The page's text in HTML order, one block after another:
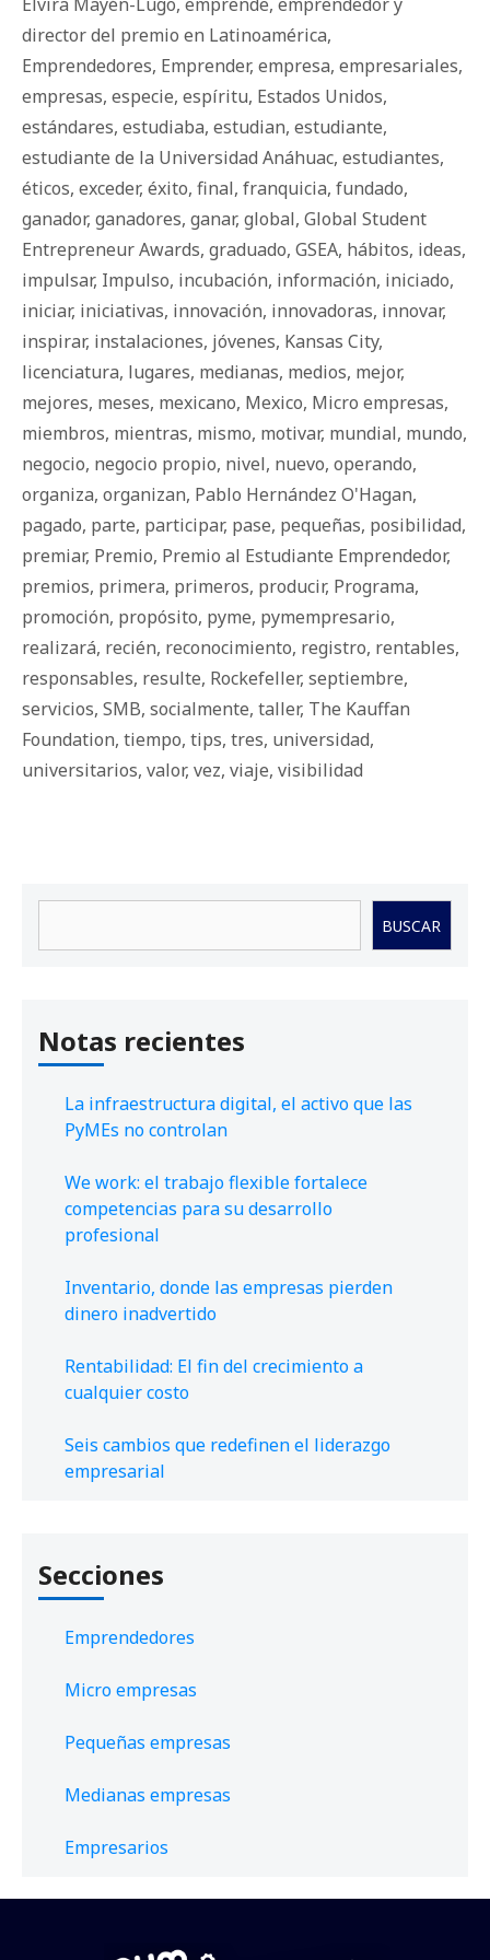
director del premio en Latinoamérica,
Emprendedores, Emprender, empresa, empresariales,
empresas, especie, espíritu, Estados Unidos,
estándares, estudiaba, estudian, estudiante,
estudiante de la Universidad Anáhuac, estudiantes,
éticos, exceder, éxito, final, franquicia, fundado,
ganador, ganadores, ganar, global, Global Student
Entrepreneur Awards, graduado, GSEA, há­bi­tos, ideas,
impulsar, Impulso, incubación, información, iniciado,
iniciar, iniciativas, innovación, innovadoras, innovar,
inspirar, instalaciones, jóvenes, Kansas City,
licenciatura, lugares, medianas, medios, mejor,
mejores, meses, mexicano, Mexico, Micro empresas,
miembros, mientras, mismo, motivar, mundial, mundo,
negocio, negocio propio, nivel, nuevo, operando,
organiza, organizan, Pablo Hernández O'Hagan,
pagado, parte, participar, pase, pequeñas, posibilidad,
premiar, Premio, Premio al Estudiante Emprendedor,
premios, primera, primeros, producir, Programa,
promoción, propósito, pyme, pymempresario,
realizará, recién, reconocimiento, registro, rentables,
responsables, resulte, Rockefeller, septiembre,
servicios, SMB, socialmente, taller, The Kauffan
Foundation, tiempo, tips, tres, universidad,
universitarios, valor, vez, viaje, visibilidad
BUSCAR
Notas recientes
La infraestructura digital, el activo que las
PyMEs no controlan
We work: el trabajo flexible fortalece
competencias para su desarrollo
profesional
Inventario, donde las empresas pierden
dinero inadvertido
Rentabilidad: El fin del crecimiento a
cualquier costo
Seis cambios que redefinen el liderazgo
empresarial
Secciones
Emprendedores
Micro empresas
Pequeñas empresas
Medianas empresas
Empresarios